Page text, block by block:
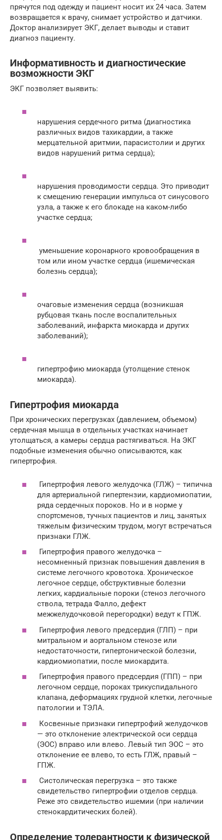
прячутся под одежду и пациент носит их 24 часа. Затем
возвращается к врачу, снимает устройство и датчики.
Доктор анализирует ЭКГ, делает выводы и ставит
диагноз пациенту.
Информативность и диагностические
возможности ЭКГ
ЭКГ позволяет выявить:
нарушения сердечного ритма (диагностика
различных видов тахикардии, а также
мерцательной аритмии, парасистолии и других
видов нарушений ритма сердца);
нарушения проводимости сердца. Это приводит
к смещению генерации импульса от синусового
узла, а также к его блокаде на каком-либо
участке сердца;
уменьшение коронарного кровообращения в
том или ином участке сердца (ишемическая
болезнь сердца);
очаговые изменения сердца (возникшая
рубцовая ткань после воспалительных
заболеваний, инфаркта миокарда и других
заболеваний);
гипертрофию миокарда (утолщение стенок
миокарда).
Гипертрофия миокарда
При хронических перегрузках (давлением, объемом)
сердечная мышца в отдельных участках начинает
утолщаться, а камеры сердца растягиваться. На ЭКГ
подобные изменения обычно описываются, как
гипертрофия.
Гипертрофия левого желудочка (ГЛЖ) – типична
для артериальной гипертензии, кардиомиопатии,
ряда сердечных пороков. Но и в норме у
спортсменов, тучных пациентов и лиц, занятых
тяжелым физическим трудом, могут встречаться
признаки ГЛЖ.
Гипертрофия правого желудочка –
несомненный признак повышения давления в
системе легочного кровотока. Хроническое
легочное сердце, обструктивные болезни
легких, кардиальные пороки (стеноз легочного
ствола, тетрада Фалло, дефект
межжелудочковой перегородки) ведут к ГПЖ.
Гипертрофия левого предсердия (ГЛП) – при
митральном и аортальном стенозе или
недостаточности, гипертонической болезни,
кардиомиопатии, после миокардита.
Гипертрофия правого предсердия (ГПП) – при
легочном сердце, пороках трикуспидального
клапана, деформациях грудной клетки, легочные
патологии и ТЭЛА.
Косвенные признаки гипертрофий желудочков
— это отклонение электрической оси сердца
(ЭOC) вправо или влево. Левый тип ЭОС – это
отклонение ее влево, то есть ГЛЖ, правый –
ГПЖ.
Систолическая перегрузка – это также
свидетельство гипертрофии отделов сердца.
Реже это свидетельство ишемии (при наличии
стенокардитических болей).
Определение толерантности к физической